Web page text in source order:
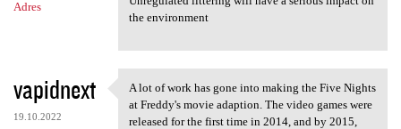
Adres
the environment
vapidnext
19.10.2022
A lot of work has gone into
A lot of work has gone into making the Five Nights
at Freddy's movie adaption. The video games were
released for the first time in 2014, and by 2015,